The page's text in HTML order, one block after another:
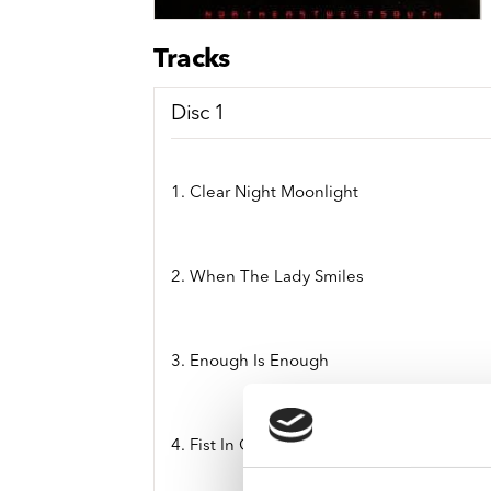
7 Inch singles
Tracks
Disc 1
1. Clear Night Moonlight
2. When The Lady Smiles
3. Enough Is Enough
4. Fist In Glove